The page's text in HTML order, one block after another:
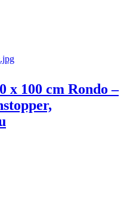
x 100 cm Rondo –